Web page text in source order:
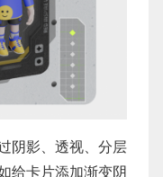
阴影、透视、分层
给卡片添加渐变阴